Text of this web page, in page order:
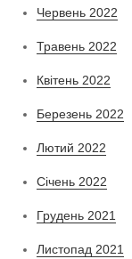
Червень 2022
Травень 2022
Квітень 2022
Березень 2022
Лютий 2022
Січень 2022
Грудень 2021
Листопад 2021